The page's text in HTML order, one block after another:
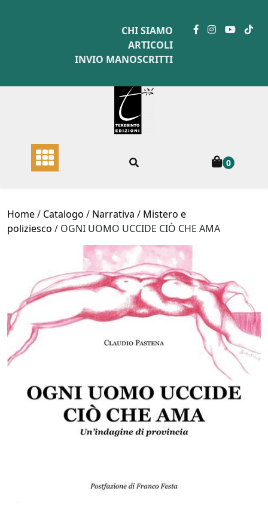
CHI SIAMO
ARTICOLI
INVIO MANOSCRITTI
0
Home/ Catalogo / Narrativa / Mistero e
poliziesco / OGNI UOMO UCCIDE CIÒ CHE AMA